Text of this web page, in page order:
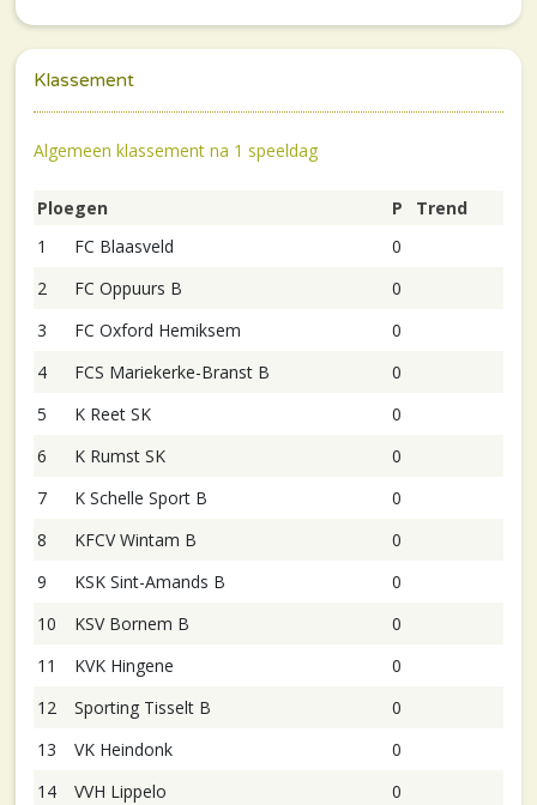
Klassement
Algemeen klassement na 1 speeldag
Ploegen P
Trend
1
FC Blaasveld
0
2
FC Oppuurs B
0
3
FC Oxford Hemiksem
0
4
FCS Mariekerke-Branst B
0
5
K Reet SK
0
6
K Rumst SK
0
7
K Schelle Sport B
0
8
KFCV Wintam B
0
9
KSK Sint-Amands B
0
10
KSV Bornem B
0
11
KVK Hingene
0
12
Sporting Tisselt B
0
13
VK Heindonk
0
14
VVH Lippelo
0